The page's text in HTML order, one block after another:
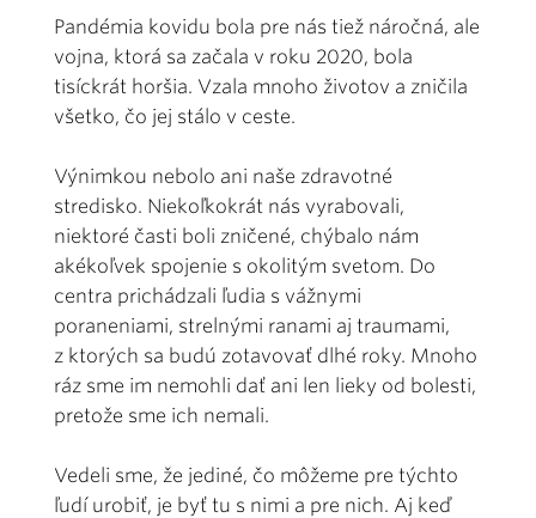
Pandémia kovidu bola pre nás tiež náročná, ale
vojna, ktorá sa začala v roku 2020, bola
tisíckrát horšia. Vzala mnoho životov a zničila
všetko, čo jej stálo v ceste.
Výnimkou nebolo ani naše zdravotné
stredisko. Niekoľkokrát nás vyrabovali,
niektoré časti boli zničené, chýbalo nám
akékoľvek spojenie s okolitým svetom. Do
centra prichádzali ľudia s vážnymi
poraneniami, strelnými ranami aj traumami,
z ktorých sa budú zotavovať dlhé roky. Mnoho
ráz sme im nemohli dať ani len lieky od bolesti,
pretože sme ich nemali.
Vedeli sme, že jediné, čo môžeme pre týchto
ľudí urobiť, je byť tu s nimi a pre nich. Aj keď